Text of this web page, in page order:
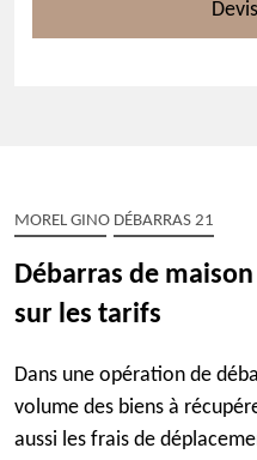
MOREL GINO DÉBARRAS 21
Débarras de
sur les tarifs
Dans une opération de
volume des biens à
aussi les frais de